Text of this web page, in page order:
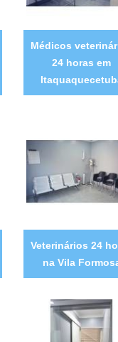
Médicos
24 horas em
Veterinários 24
na Vila